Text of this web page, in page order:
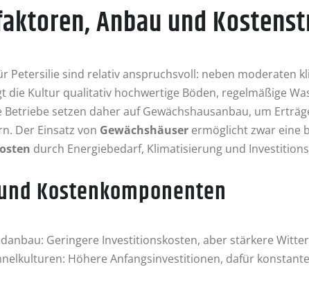
Anbau und
Petersilie sind relativ anspruchsvoll: neben moderaten
die Kultur qualitativ hochwertige Böden, regelmäßige
Betriebe setzen daher auf Gewächshausanbau, um
Der Einsatz von Gewächshäuser ermöglicht zwar eine
durch Energiebedarf, Klimatisierung und
Kostenkomponenten
Geringere Investitionskosten, aber stärkere
Höhere Anfangsinvestitionen, dafür